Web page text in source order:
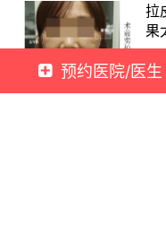
拉
果
预约医院/医生